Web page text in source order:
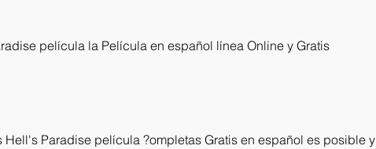
película la Película en español línea Online y Gratis
Hell's Paradise película ?ompletas Gratis en español es posible y